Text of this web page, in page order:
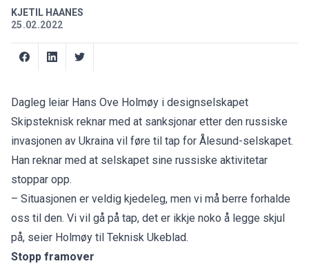
KJETIL HAANES
25.02.2022
Dagleg leiar Hans Ove Holmøy i designselskapet
Skipsteknisk reknar med at sanksjonar etter den russiske
invasjonen av Ukraina vil føre til tap for Ålesund-selskapet.
Han reknar med at selskapet sine russiske aktivitetar
stoppar opp.
– Situasjonen er veldig kjedeleg, men vi må berre forhalde
oss til den. Vi vil gå på tap, det er ikkje noko å legge skjul
på, seier Holmøy til Teknisk Ukeblad.
Stopp framover